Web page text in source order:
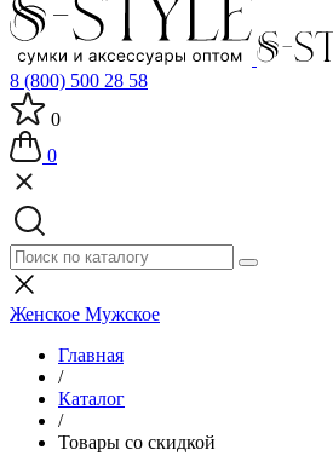
8 (800) 500 28 58
0
0
Женское Мужское
Главная
/
Каталог
/
Товары со скидкой